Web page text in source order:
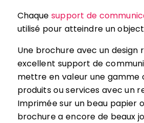
Chaquesupport de
utilisé pour atteindre un
Une brochure avec un design
excellent support de
mettre en valeur une gamme
produits ou services avec un
Imprimée sur un beau papier
brochure a encore de beaux